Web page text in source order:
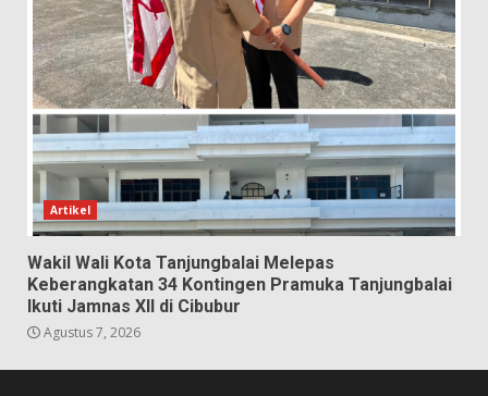
Artikel
Wakil Wali Kota Tanjungbalai Melepas
Keberangkatan 34 Kontingen Pramuka Tanjungbalai
Ikuti Jamnas XII di Cibubur
Agustus 7, 2026